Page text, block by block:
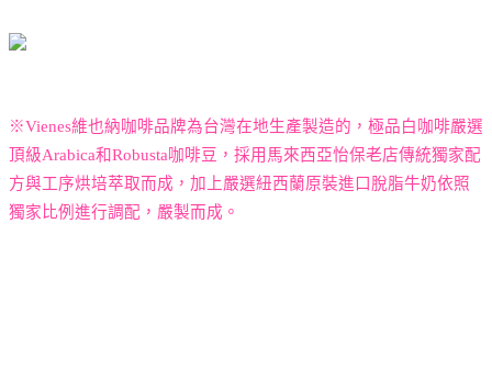
※Vienes維也納咖啡品牌為台灣在地生產製造的，極品白咖啡嚴選
頂級Arabica和Robusta咖啡豆，採用馬來西亞怡保老店傳統獨家配
方與工序烘培萃取而成，加上嚴選紐西蘭原裝進口脫脂牛奶依照
獨家比例進行調配，嚴製而成。